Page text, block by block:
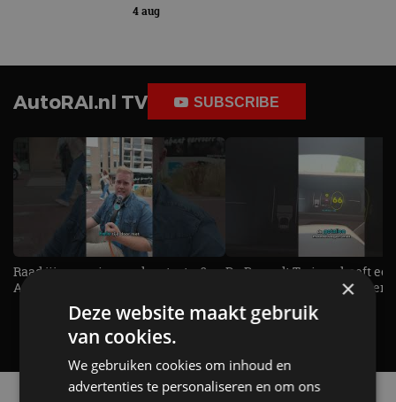
4 aug
AutoRAI.nl TV SUBSCRIBE
Raad jij onze nieuwe duurtester? -
AutoRAI TV
De Renault Twingo heeft een
opvallende snelheidsmeter! -
AutoRAI TV
×
Deze website maakt gebruik
van cookies.
We gebruiken cookies om inhoud en
advertenties te personaliseren en om ons